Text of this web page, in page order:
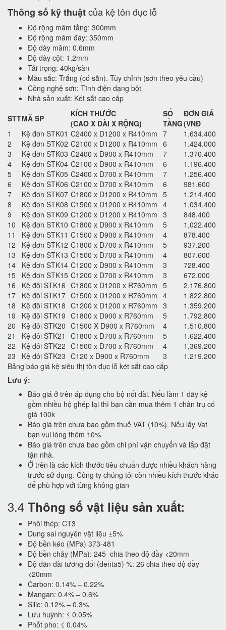
Thông số kỹ thuậtcủa kệ tôn đục lỗ
Độ rộng mâm tầng: 300mm
Độ rộng mâm đáy: 350mm
Độ dày mâm: 0.6mm
Độ dày cột: 1.2mm
Tải trọng: 40kg/sàn
Màu sắc: Trắng (có sẵn). Tùy chỉnh (sơn theo yêu cầu)
Công nghệ sơn: Tĩnh điện dạng bột
Nhà sản xuất: Két sắt cao cấp
STTMÃ SP
KÍCH THƯỚC
(CAO X DÀI X RỘNG)
SỐ
TẦNG
ĐƠN GIÁ
(VNĐ
1
Kệ đơn STK01 C2400 x D1200 x R410mm 7
1.634.400
2
Kệ đơn STK02 C2100 x D1200 x R410mm 6
1.424.000
3
Kệ đơn STK03 C2400 x D900 x R410mm 7
1.370.400
4
Kệ đơn STK04 C2100 x D900 x R410mm 6
1.196.400
5
Kệ đơn STK05 C2400 x D700 x R410mm 7
1.256.400
6
Kệ đơn STK06 C2100 x D700 x R410mm 6
981.600
7
Kệ đơn STK07 C1800 x D1200 x R410mm 5
1.214.400
8
Kệ đơn STK08 C1500 x D1200 x R410mm 4
1,034.400
9
Kệ đơn STK09 C1200 x D1200 x R410mm 3
848.400
10
Kệ đơn STK10 C1800 x D900 x R410mm 5
1,022.400
11
Kệ đơn STK11 C1500 x D900 x R410mm 4
878.400
12
Kệ đơn STK12 C1800 x D700 x R410mm 5
937.200
13
Kệ đơn STK13 C1500 x D700 x R410mm 4
807.600
14
Kệ đơn STK14 C1200 x D900 x R410mm 3
728.400
15
Kệ đơn STK15 C1200 x D700 x R410mm 3
672.000
16
Kệ đôi STK16 C1800 x D1200 x R760mm 5
2.176.800
17
Kệ đôi STK17 C1500 x D1200 x R760mm 4
1.822.800
18
Kệ đôi STK18 C1200 x D1200 x R760mm 3
1.359.200
19
Kệ đôi STK19 C1800 x D900 x R760mm 5
1.792.800
20
Kệ đôi STK20 C1500 X D900 x R760mm 4
1.510.800
21
Kệ đôi STK21 C1800 x D700 x R760mm 5
1.622.400
22
Kệ đôi STK22 C1500 x D700 x R760mm 4
1,369.200
23
Kệ đôi STK23 C120 x D900 x R760mm 3
1.219.200
Bảng báo giá kệ siêu thị tôn đục lỗ két sắt cao cấp
Lưu ý:
Báo giá ở trên áp dụng cho bộ nối dài. Nếu làm 1 dãy kệ
gồm nhiều hộ ghép lại thì bạn cần mua thêm 1 chân trụ có
giá 100k
Báo giá trên chưa bao gồm thuế VAT (10%). Nếu lấy Vat
bạn vui lòng thêm 10%
Báo giá trên chưa bao gồm chi phí vận chuyển và lắp đặt
tận nhà.
Ở trên là các kích thước tiêu chuẩn được nhiều khách hàng
trước sử dụng. Công ty chúng tôi còn nhiều kích thước khác
để phù hợp với từng không gian
3.4 Thông số vật liệu sản xuất:
Phôi thép: CT3
Dung sai nguyên vật liệu ±5%
Độ bền kéo (MPa) 373-481
Độ bền chảy (MPa): 245 chia theo độ dầy <20mm
Độ dãn dài tương đối (denta5) %: 26 chia theo độ dầy
<20mm
Carbon: 0.14% – 0.22%
Mangan: 0.4% – 0.6%
Silic: 0.12% – 0.3%
Lưu huỳnh: ≤ 0.05%
Phốt pho: ≤ 0.04%